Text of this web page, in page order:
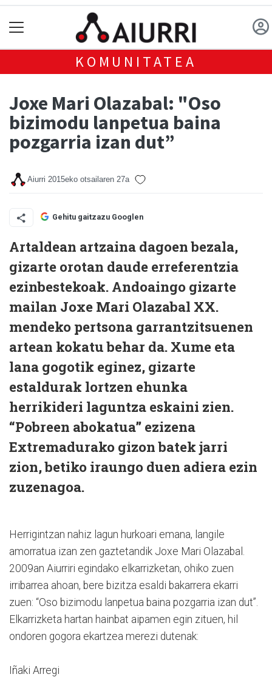
KOMUNITATEA
Joxe Mari Olazabal: "Oso
bizimodu lanpetua baina
pozgarria izan dut”
Aiurri 2015eko otsailaren 27a
Gehitu gaitzazu Googlen
Artaldean artzaina dagoen bezala,
gizarte orotan daude erreferentzia
ezinbestekoak. Andoaingo gizarte
mailan Joxe Mari Olazabal XX.
mendeko pertsona garrantzitsuenen
artean kokatu behar da. Xume eta
lana gogotik eginez, gizarte
estaldurak lortzen ehunka
herrikideri laguntza eskaini zien.
“Pobreen abokatua” ezizena
Extremadurako gizon batek jarri
zion, betiko iraungo duen adiera ezin
zuzenagoa.
Herrigintzan nahiz lagun hurkoari emana, langile
amorratua izan zen gaztetandik Joxe Mari Olazabal.
2009an Aiurriri egindako elkarrizketan, ohiko zuen
irribarrea ahoan, bere bizitza esaldi bakarrera ekarri
zuen: “Oso bizimodu lanpetua baina pozgarria izan dut”.
Elkarrizketa hartan hainbat aipamen egin zituen, hil
ondoren gogora ekartzea merezi dutenak:
Iñaki Arregi